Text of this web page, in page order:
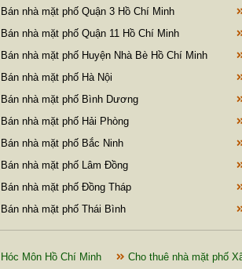
Bán nhà mặt phố Quận 3 Hồ Chí Minh
Bán nhà mặt phố Quận 11 Hồ Chí Minh
Bán nhà mặt phố Huyện Nhà Bè Hồ Chí Minh
Bán nhà mặt phố Hà Nội
Bán nhà mặt phố Bình Dương
Bán nhà mặt phố Hải Phòng
Bán nhà mặt phố Bắc Ninh
Bán nhà mặt phố Lâm Đồng
Bán nhà mặt phố Đồng Tháp
Bán nhà mặt phố Thái Bình
Môn Hồ Chí Minh
Cho thuê nhà mặt phố